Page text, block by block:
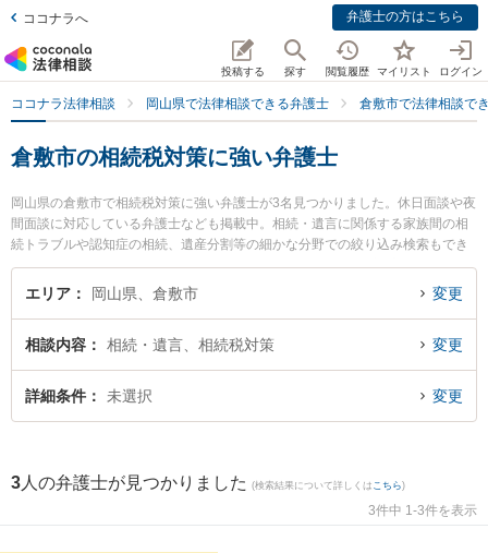
ココナラへ 弁護士の方はこちら
投稿する 探す 閲覧履歴 マイリスト ログイン
ココナラ法律相談 岡山県で法律相談できる弁護士 倉敷市で法律相談で
倉敷市の相続税対策に強い弁護士
岡山県の倉敷市で相続税対策に強い弁護士が3名見つかりました。休日面談や夜
間面談に対応している弁護士なども掲載中。相続・遺言に関係する家族間の相
続トラブルや認知症の相続、遺産分割等の細かな分野での絞り込み検索もでき
便利です。特に弁護士法人VIA支所倉敷みらい法律事務所の岡部 宗茂弁護士や
やまね法律事務所の山根 務弁護士、森下総合法律事務所の千葉 隆志弁護士のプ
続税対策のトラブル解決の実績豊富な近くの弁護士を検索したい』『初回相談
無料で相続税対策を法律相談できる倉敷市内の弁護士に相談予約したい』など
でお困りの相談者さんにおすすめです。
エリア 岡山県、倉敷市 変更
相談内容 相続・遺言、相続税対策 変更
詳細条件 未選択 変更
3 人の弁護士が見つかりました (検索結果について詳しくは こちら)
3件中 1-3件を表示